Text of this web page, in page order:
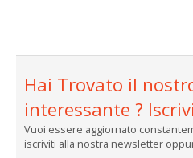
Hai Trovato il
interessante ?
Vuoi essere aggiornato
iscriviti alla nostra newsletter